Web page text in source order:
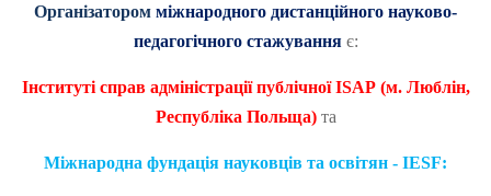
Організатором міжнародного дистанційного науково-
педагогічного стажування є:
Інституті справ адміністрації публічноїISAP (м. Люблін,
Республіка Польща)та
Міжнародна фундація науковців та освітян - IESF: